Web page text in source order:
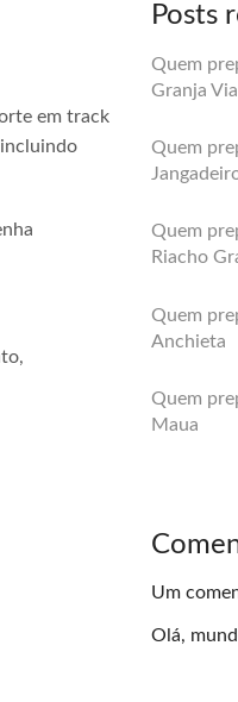
em track
Posts
Quem
Granja
Quem
Quem
Riacho
Quem
Anchieta
Quem
Maua
Um
Olá,